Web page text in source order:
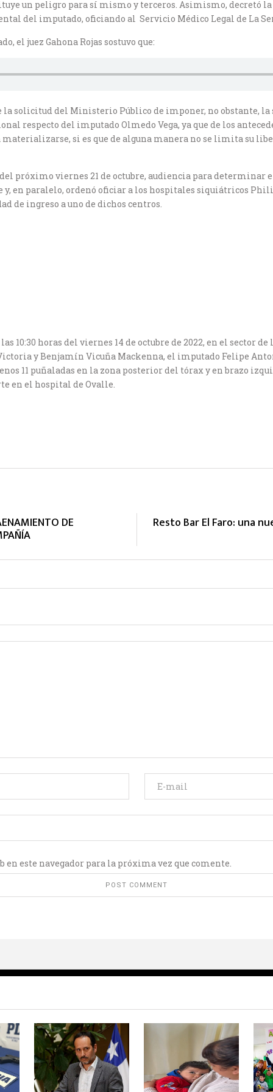
un peligro para sí mismo y terceros. Asimismo, decretó
del imputado, oficiando al Servicio Médico Legal de La
el juez Gahona Rojas sostuvo que:
la solicitud del Ministerio Público de imponer, no obstante,
respecto del imputado Olmedo Vega, ya que de los
si es que de alguna manera no se limita su
del próximo viernes 21 de octubre, audiencia para
en paralelo, ordenó oficiar a los hospitales siquiátricos
de ingreso a uno de dichos centros.
10:30 horas del viernes 14 de octubre de 2022, en el sector
y Benjamín Vicuña Mackenna, el imputado Felipe
11 puñaladas en la zona posterior del tórax y en brazo
en el hospital de Ovalle.
DE Resto Bar El Faro: una
este navegador para la próxima vez que comente.